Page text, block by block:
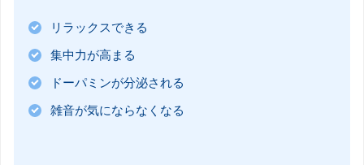
リラックスできる
集中力が高まる
ドーパミンが分泌される
雑音が気にならなくなる